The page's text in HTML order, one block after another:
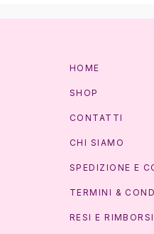
HOME
SHOP
CONTATTI
CHI SIAMO
SPEDIZIONE E
TERMINI &
RESI E RIMBORSI